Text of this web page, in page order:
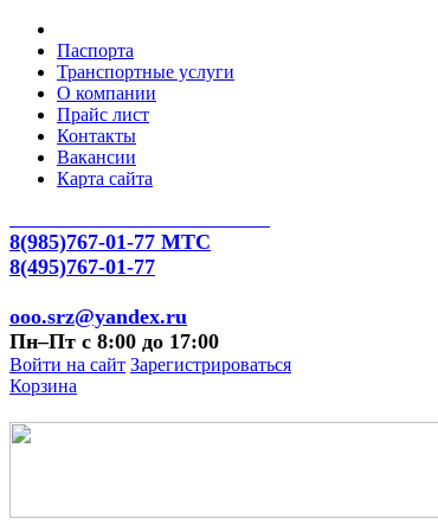
Паспорта
Транспортные услуги
О компании
Прайс лист
Контакты
Вакансии
Карта сайта
8(985)767-01-77 МТС
8(495)767-01-77
ooo.srz@yandex.ru
Пн–Пт с 8:00 до 17:00
Войти на сайт Зарегистрироваться
Корзина